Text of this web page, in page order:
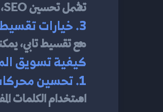
تشمل تحسين SEO، استضافة الموقع، وإضافة ميزات متقدمة مثل تقارير المبيعات.
3. خيارات تقسيط التكاليف
مع تقسيط تابي،
كيفية تسويق
1. تحسين محركات البحث (SEO)
استخدام الكلمات